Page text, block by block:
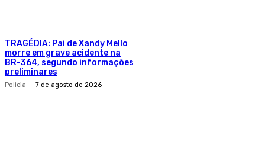
TRAGÉDIA: Pai de Xandy Mello
morre em grave acidente na
BR-364, segundo informações
preliminares
Policia 7 de agosto de 2026